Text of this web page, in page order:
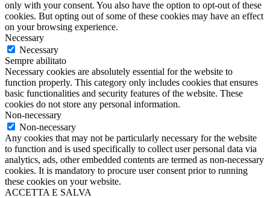
only with your consent. You also have the option to opt-out of these
cookies. But opting out of some of these cookies may have an effect
on your browsing experience.
Necessary
Necessary
Sempre abilitato
Necessary cookies are absolutely essential for the website to
function properly. This category only includes cookies that ensures
basic functionalities and security features of the website. These
cookies do not store any personal information.
Non-necessary
Non-necessary
Any cookies that may not be particularly necessary for the website
to function and is used specifically to collect user personal data via
analytics, ads, other embedded contents are termed as non-necessary
cookies. It is mandatory to procure user consent prior to running
these cookies on your website.
ACCETTA E SALVA